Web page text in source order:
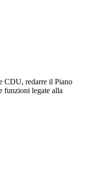
CDU, redarre il Piano
funzioni legate alla